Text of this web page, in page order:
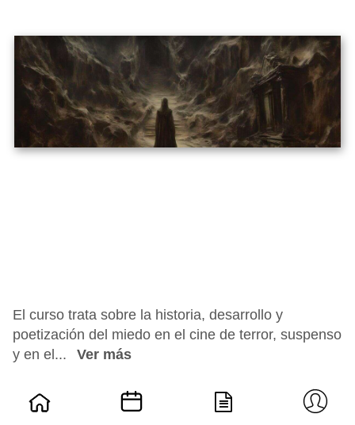
El curso trata sobre la historia, desarrollo y
poetización del miedo en el cine de terror, suspenso
y en el...
Ver más